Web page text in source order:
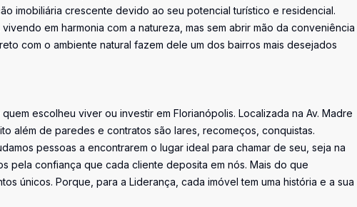
imobiliária crescente devido ao seu potencial turístico e residencial.
em harmonia com a natureza, mas sem abrir mão da conveniência
com o ambiente natural fazem dele um dos bairros mais desejados
escolheu viver ou investir em Florianópolis. Localizada na Av. Madre
além de paredes e contratos são lares, recomeços, conquistas.
pessoas a encontrarem o lugar ideal para chamar de seu, seja na
pela confiança que cada cliente deposita em nós. Mais do que
únicos. Porque, para a Liderança, cada imóvel tem uma história e a sua